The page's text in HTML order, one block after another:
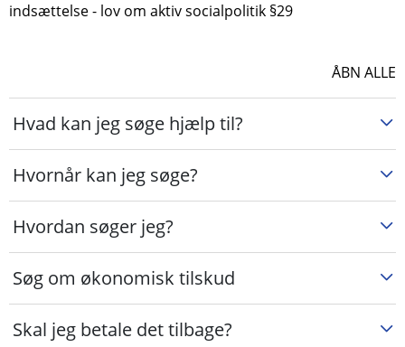
indsættelse - lov om aktiv socialpolitik §29
ÅBN ALLE
Hvad kan jeg søge hjælp til?
Hvornår kan jeg søge?
Hvordan søger jeg?
Søg om økonomisk tilskud
Skal jeg betale det tilbage?